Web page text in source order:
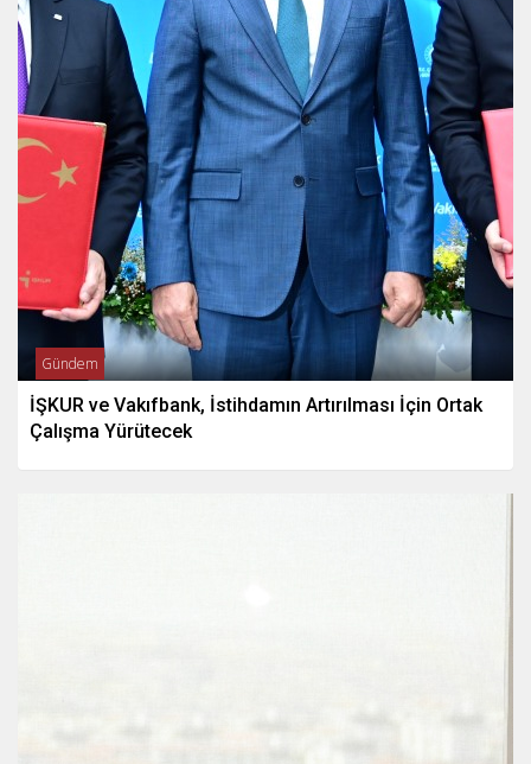
Gündem
İŞKUR ve Vakıfbank, İstihdamın Artırılması İçin Ortak
Çalışma Yürütecek